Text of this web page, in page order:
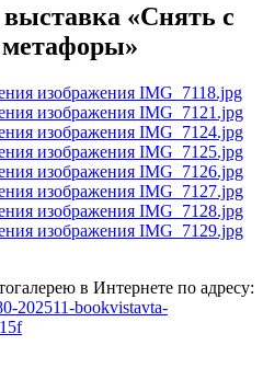
«Снять с
в Интернете по адресу:
202511-bookvistavta-